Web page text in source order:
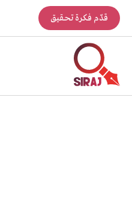
قدّم فكرة تحقيق